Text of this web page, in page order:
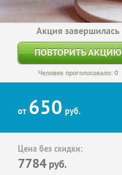
Акция завершилась
ПОВТОРИТЬ АКЦИЮ
Человек проголосовало: 0
от 650 руб.
Цена без скидки:
7784 руб.